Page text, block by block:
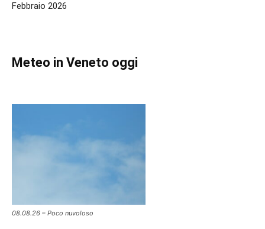
Febbraio 2026
Meteo in Veneto oggi
08.08.26 – Poco nuvoloso